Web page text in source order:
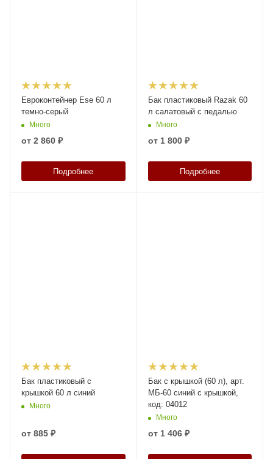
Евроконтейнер Ese 60 л
темно-серый
Много
от 2 860 ₽
Подробнее
Бак пластиковый Razak 60
л салатовый с педалью
Много
от 1 800 ₽
Подробнее
Бак пластиковый с
крышкой 60 л синий
Много
от 885 ₽
Бак с крышкой (60 л), арт.
МБ-60 синий с крышкой,
код: 04012
Много
от 1 406 ₽